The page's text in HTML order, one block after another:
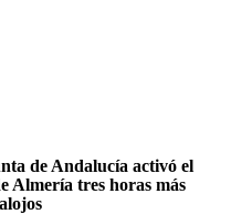
de Andalucía activó el
Almería tres horas más